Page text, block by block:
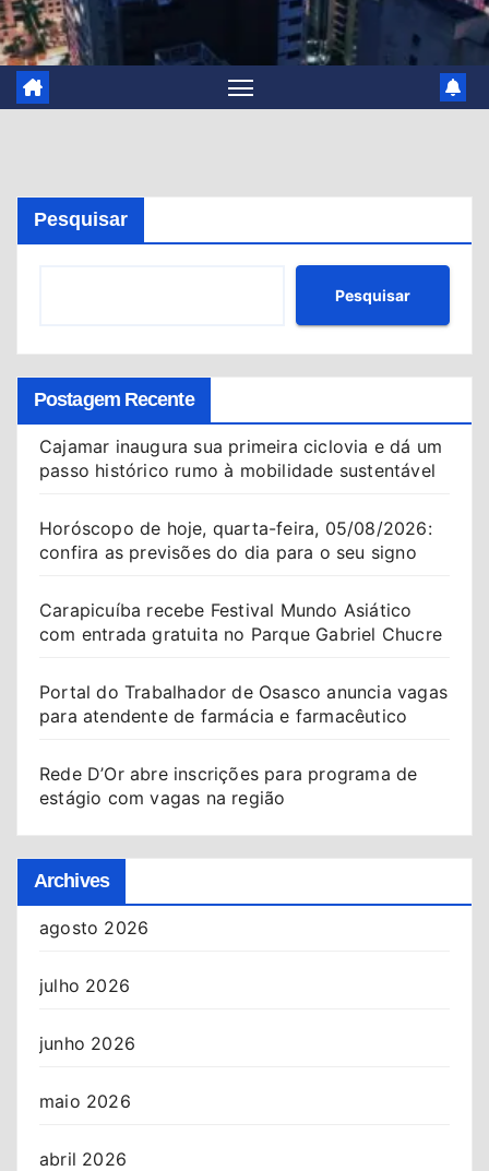
Pesquisar
Pesquisar
Postagem Recente
Cajamar inaugura sua primeira ciclovia e dá um
passo histórico rumo à mobilidade sustentável
Horóscopo de hoje, quarta-feira, 05/08/2026:
confira as previsões do dia para o seu signo
Carapicuíba recebe Festival Mundo Asiático
com entrada gratuita no Parque Gabriel Chucre
Portal do Trabalhador de Osasco anuncia vagas
para atendente de farmácia e farmacêutico
Rede D’Or abre inscrições para programa de
estágio com vagas na região
Archives
agosto 2026
julho 2026
junho 2026
maio 2026
abril 2026